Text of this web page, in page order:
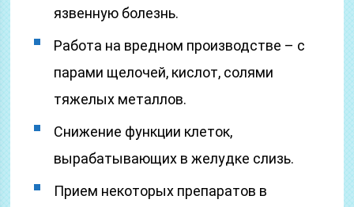
язвенную болезнь.
Работа на вредном производстве – с
парами щелочей, кислот, солями
тяжелых металлов.
Снижение функции клеток,
вырабатывающих в желудке слизь.
Прием некоторых препаратов в